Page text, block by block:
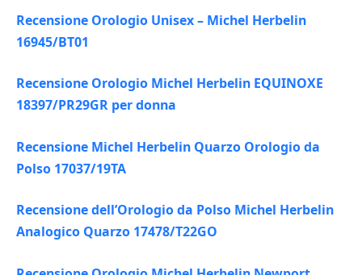
Recensione Orologio Unisex – Michel Herbelin
16945/BT01
Recensione Orologio Michel Herbelin EQUINOXE
18397/PR29GR per donna
Recensione Michel Herbelin Quarzo Orologio da
Polso 17037/19TA
Recensione dell’Orologio da Polso Michel Herbelin
Analogico Quarzo 17478/T22GO